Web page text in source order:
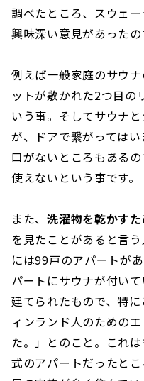
調べたところ、スウェ
興味深い意見があったの
例えば一般家庭のサウ
ットが敷かれた2つ目の
いう事。そしてサウナ
が、ドアで繋がっては
口がないところもある
使えないという事です。
また、洗濯物を乾かす
を見たことがあると言
には99戸のアパートが
パートにサウナが付い
建てられたもので、特
ィンランド人のための
た。」とのこと。これ
式のアパートだったと